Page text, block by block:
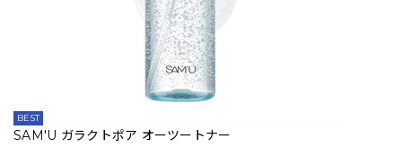
BEST
SAM'U ガラクトポア オーツートナー